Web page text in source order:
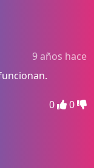
9 años hace
0 0